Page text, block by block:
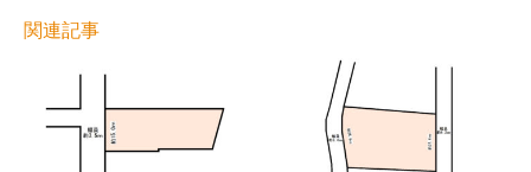
関連記事